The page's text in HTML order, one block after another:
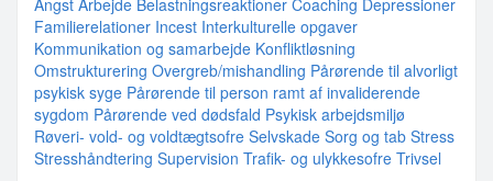
Angst Arbejde Belastningsreaktioner Coaching Depressioner
Familierelationer Incest Interkulturelle opgaver
Kommunikation og samarbejde Konfliktløsning
Omstrukturering Overgreb/mishandling Pårørende til alvorligt
psykisk syge Pårørende til person ramt af invaliderende
sygdom Pårørende ved dødsfald Psykisk arbejdsmiljø
Røveri- vold- og voldtægtsofre Selvskade Sorg og tab Stress
Stresshåndtering Supervision Trafik- og ulykkesofre Trivsel